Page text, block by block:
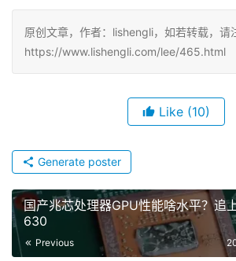
原创文章，作者：lishengli，如若转载，请
https://www.lishengli.com/lee/465.html
Like (10)
Generate poster
国产兆芯处理器GPU性能啥水平？追
630
Previous